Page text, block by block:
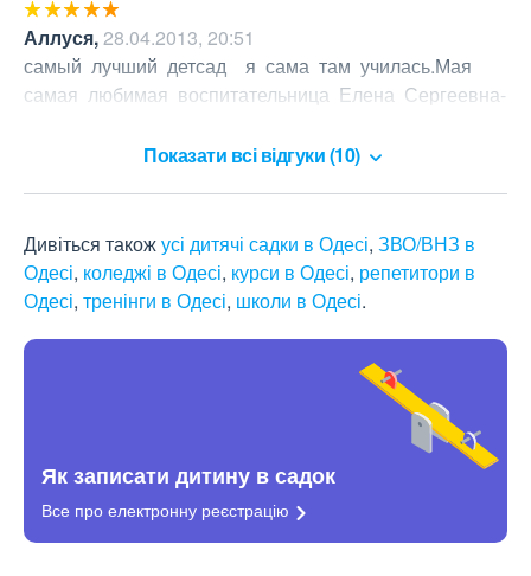
Аллуся,28.04.2013, 20:51
самый  лучший  детсад    я  сама  там  училась.Мая
самая  любимая  воспитательница  Елена  Сергеевна-
Показати всі відгуки (10)
Дивіться такожусі дитячі садки в Одесі, ЗВО/ВНЗ в
Одесі, коледжі в Одесі, курси в Одесі, репетитори в
Одесі, тренінги в Одесі, школи в Одесі.
Як записати дитину в садок
Все про електронну реєстрацію